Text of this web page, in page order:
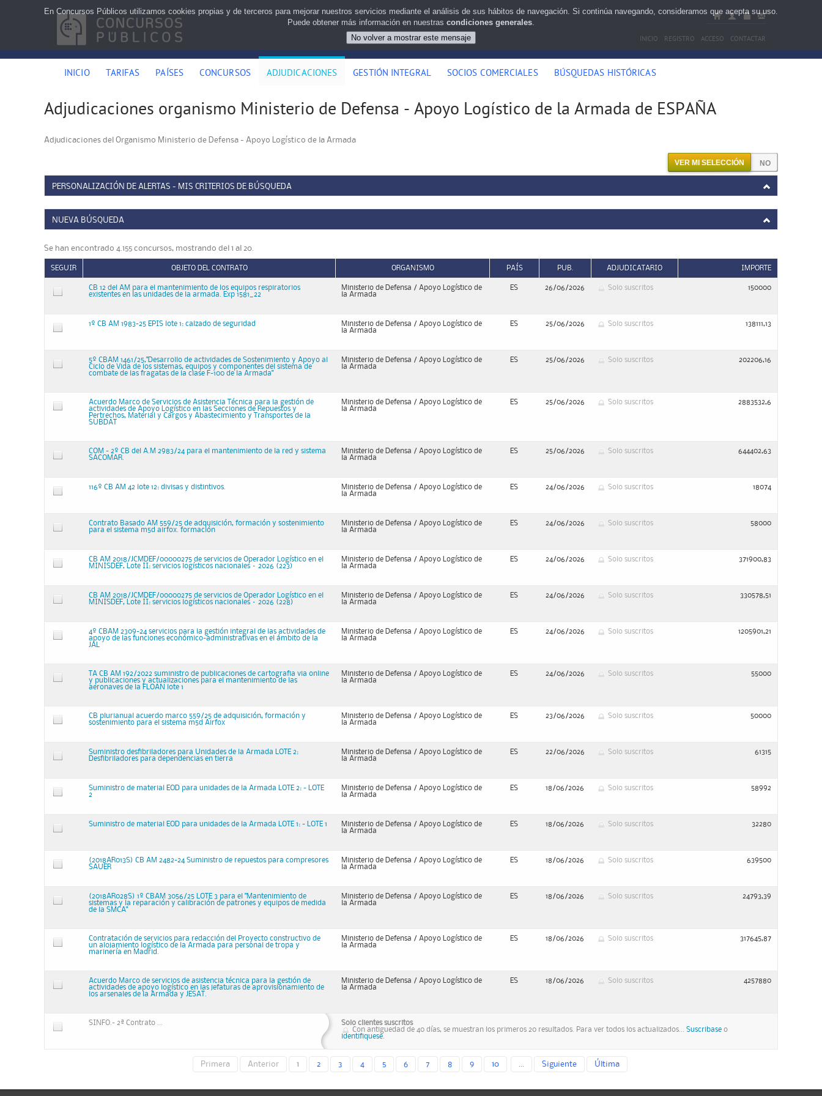
INICIO REGISTRO ACCESO CONTACTAR
INICIO TARIFAS PAÍSES CONCURSOS ADJUDICACIONES GESTIÓN INTEGRAL SOCIOS COMERCIALES BÚSQUEDAS HISTÓRICAS
Adjudicaciones organismo Ministerio de Defensa - Apoyo Logístico de la Armada de ESPAÑA
Adjudicaciones del Organismo Ministerio de Defensa - Apoyo Logístico de la Armada
VER MI SELECCIÓN
PERSONALIZACIÓN DE ALERTAS - MIS CRITERIOS DE BÚSQUEDA
NUEVA BÚSQUEDA
Se han encontrado 4.155 concursos, mostrando del 1 al 20.
SEGUIR OBJETO DEL CONTRATO ORGANISMO PAÍS PUB. ADJUDICATARIO IMPORTE
CB 12 del AM para el mantenimiento de los equipos respiratorios
existentes en las unidades de la armada. Exp 1581_22
Ministerio de Defensa / Apoyo Logístico de
la Armada
ES 26/06/2026 Solo suscritos 150000
1º CB AM 1983-25 EPIS lote 1: calzado de seguridad
Ministerio de Defensa / Apoyo Logístico de
la Armada
ES 25/06/2026 Solo suscritos 138111,13
5º CBAM 1461/25,"Desarrollo de actividades de Sostenimiento y Apoyo al
Ciclo de Vida de los sistemas, equipos y componentes del sistema de
combate de las fragatas de la clase F-100 de la Armada"
Ministerio de Defensa / Apoyo Logístico de
la Armada
ES 25/06/2026 Solo suscritos 202206,16
Acuerdo Marco de Servicios de Asistencia Técnica para la gestión de
actividades de Apoyo Logístico en las Secciones de Repuestos y
Pertrechos, Material y Cargos y Abastecimiento y Transportes de la
SUBDAT
Ministerio de Defensa / Apoyo Logístico de
la Armada
ES 25/06/2026 Solo suscritos 2883532,6
COM - 2º CB del A.M 2983/24 para el mantenimiento de la red y sistema
SACOMAR.
Ministerio de Defensa / Apoyo Logístico de
la Armada
ES 25/06/2026 Solo suscritos 644402,63
116º CB AM 42 lote 12: divisas y distintivos.
Ministerio de Defensa / Apoyo Logístico de
la Armada
ES 24/06/2026 Solo suscritos 18074
Contrato Basado AM 559/25 de adquisición, formación y sostenimiento
para el sistema m5d airfox. formación
Ministerio de Defensa / Apoyo Logístico de
la Armada
ES 24/06/2026 Solo suscritos 58000
CB AM 2018/JCMDEF/00000275 de servicios de Operador Logístico en el
MINISDEF, Lote II: servicios logísticos nacionales – 2026 (223)
Ministerio de Defensa / Apoyo Logístico de
la Armada
ES 24/06/2026 Solo suscritos 371900,83
CB AM 2018/JCMDEF/00000275 de servicios de Operador Logístico en el
MINISDEF, Lote II: servicios logísticos nacionales – 2026 (228)
Ministerio de Defensa / Apoyo Logístico de
la Armada
ES 24/06/2026 Solo suscritos 330578,51
4º CBAM 2309-24 servicios para la gestión integral de las actividades de
apoyo de las funciones económico-administrativas en el ámbito de la
JAL
Ministerio de Defensa / Apoyo Logístico de
la Armada
ES 24/06/2026 Solo suscritos 1205901,21
TA CB AM 192/2022 suministro de publicaciones de cartografia via online
y publicaciones y actualizaciones para el mantenimiento de las
aeronaves de la FLOAN lote 1
Ministerio de Defensa / Apoyo Logístico de
la Armada
ES 24/06/2026 Solo suscritos 55000
CB plurianual acuerdo marco 559/25 de adquisición, formación y
sostenimiento para el sistema m5d Airfox
Ministerio de Defensa / Apoyo Logístico de
la Armada
ES 23/06/2026 Solo suscritos 50000
Suministro desfibriladores para Unidades de la Armada LOTE 2:
Desfibriladores para dependencias en tierra
Ministerio de Defensa / Apoyo Logístico de
la Armada
ES 22/06/2026 Solo suscritos 61315
Suministro de material EOD para unidades de la Armada LOTE 2: - LOTE
2
Ministerio de Defensa / Apoyo Logístico de
la Armada
ES 18/06/2026 Solo suscritos 58992
Suministro de material EOD para unidades de la Armada LOTE 1: - LOTE 1
Ministerio de Defensa / Apoyo Logístico de
la Armada
ES 18/06/2026 Solo suscritos 32280
(2018AR013S) CB AM 2482-24 Suministro de repuestos para compresores
SAUER
Ministerio de Defensa / Apoyo Logístico de
la Armada
ES 18/06/2026 Solo suscritos 639500
(2018AR028S) 1º CBAM 3056/25 LOTE 3 para el "Mantenimiento de
sistemas y la reparación y calibración de patrones y equipos de medida
de la SMCA"
Ministerio de Defensa / Apoyo Logístico de
la Armada
ES 18/06/2026 Solo suscritos 24793,39
Contratación de servicios para redacción del Proyecto constructivo de
un alojamiento logístico de la Armada para personal de tropa y
marinería en Madrid.
Ministerio de Defensa / Apoyo Logístico de
la Armada
ES 18/06/2026 Solo suscritos 317645,87
Acuerdo Marco de servicios de asistencia técnica para la gestión de
actividades de apoyo logístico en las jefaturas de aprovisionamiento de
los arsenales de la Armada y JESAT.
Ministerio de Defensa / Apoyo Logístico de
la Armada
ES 18/06/2026 Solo suscritos 4257880
SINFO.- 2ª Contrato ...
Solo clientes suscritos
Con antiguedad de 40 días, se muestran los primeros 20 resultados. Para ver todos los actualizados... Suscribase o
identifiquese.
Primera Anterior 1 2 3 4 5 6 7 8 9 10 Siguiente Última
En Concursos Públicos utilizamos cookies propias y de terceros para mejorar nuestros servicios mediante el análisis de sus hábitos de navegación. Si continúa navegando, consideramos que acepta su uso.
Puede obtener más información en nuestras condiciones generales.